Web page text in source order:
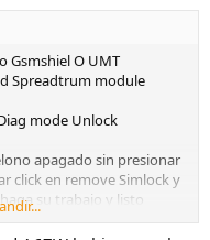
Gsmshiel O UMT
Spreadtrum module
mode Unlock
apagado sin presionar
click en remove Simlock y
su trabajo y listo
me funciono con pandora